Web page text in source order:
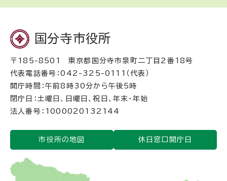
国分寺市役所
〒185-8501 東京都国分寺市泉町二丁目2番18号
代表電話番号：042-325-0111（代表）
開庁時間：午前8時30分から午後5時
閉庁日：土曜日、日曜日、祝日、年末・年始
法人番号：1000020132144
市役所の地図 休日窓口開庁日